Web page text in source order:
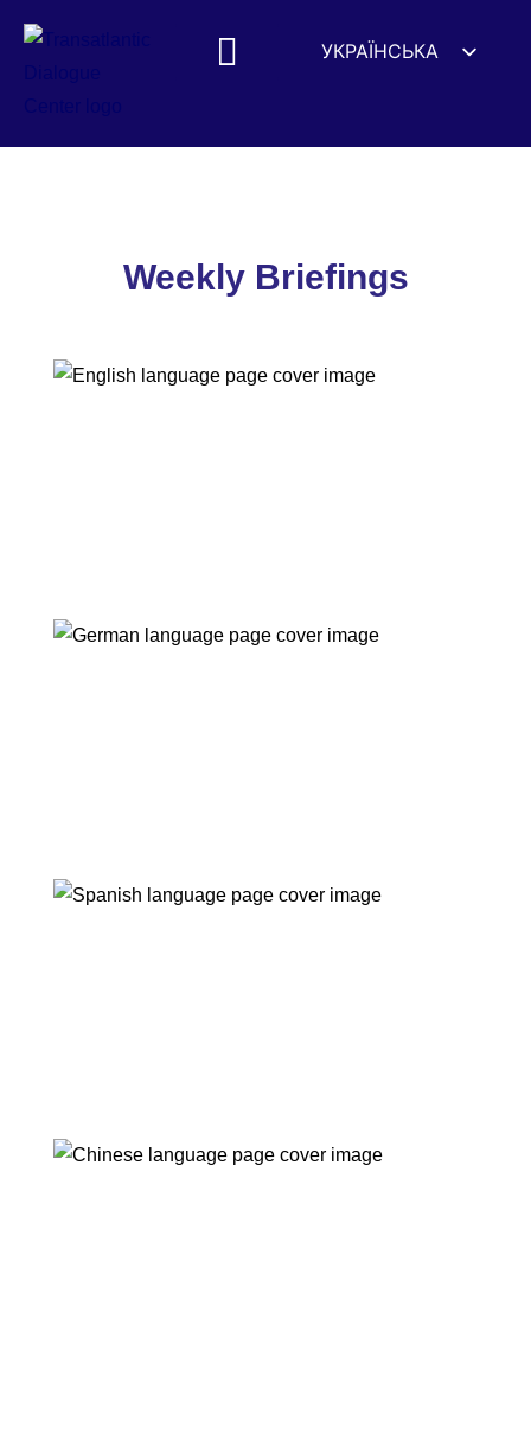
УКРАЇНСЬКА
हिन्दी
ITALIANO
Weekly Briefings